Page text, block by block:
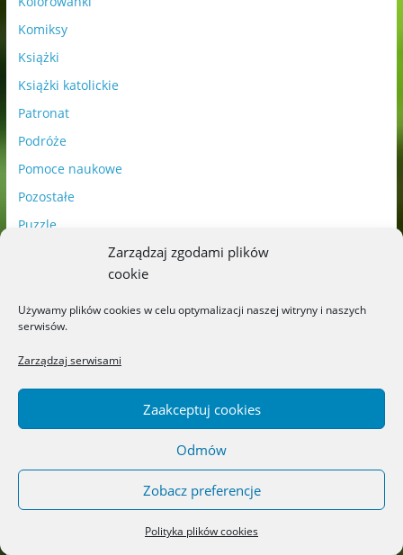
Zarządzaj zgodami plików
cookie
Używamy plików cookies w celu optymalizacji naszej witryny i naszych
serwisów.
Zarządzaj serwisami
Zaakceptuj cookies
Odmów
Zobacz preferencje
Polityka plików cookies
Komiksy
Książki
Książki katolickie
Patronat
Podróże
Pomoce naukowe
Pozostałe
Puzzle
wiek 0+
wiek 12+
wiek 15+
wiek 3+
Najnowsze